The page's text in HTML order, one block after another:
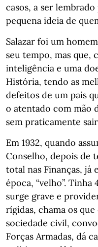
casos, a ser
pequena ideia de
Salazar foi um
seu tempo, mas que,
inteligência e uma
História, tendo as
defeitos de um país
o atentado com mão
sem praticamente
Em 1932, quando
Conselho, depois de
total nas Finanças, já
época, “velho”. Tinha
surge grave e
rígidas, chama os
sociedade civil,
Forças Armadas, dá